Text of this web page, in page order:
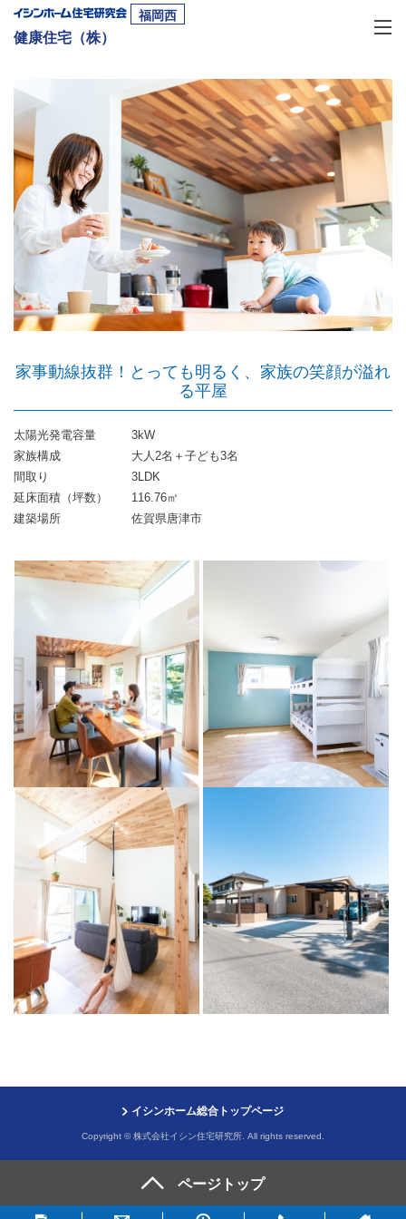
福岡西
健康住宅（株）
家事動線抜群！とっても明るく、家族の笑顔が溢れ
る平屋
太陽光発電容量
3kW
家族構成
大人2名＋子ども3名
間取り
3LDK
延床面積（坪数）
116.76㎡
建築場所
佐賀県唐津市
イシンホーム総合トップページ
Copyright © 株式会社イシン住宅研究所. All rights reserved.